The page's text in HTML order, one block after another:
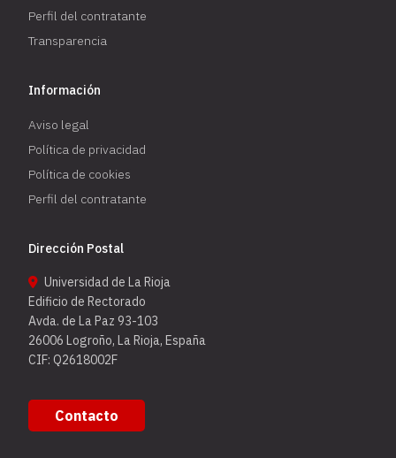
Perfil del contratante
Transparencia
Información
Aviso legal
Política de privacidad
Política de cookies
Perfil del contratante
Dirección Postal
Universidad de La Rioja
Edificio de Rectorado
Avda. de La Paz 93-103
26006 Logroño, La Rioja, España
CIF: Q2618002F
Contacto